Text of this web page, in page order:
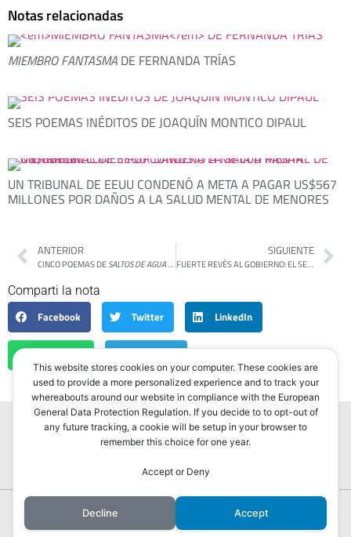
Notas relacionadas
MIEMBRO FANTASMA DE FERNANDA TRÍAS
SEIS POEMAS INÉDITOS DE JOAQUÍN MONTICO DIPAUL
UN TRIBUNAL DE EEUU CONDENÓ A META A PAGAR US$567
MILLONES POR DAÑOS A LA SALUD MENTAL DE MENORES
ANTERIOR
CINCO POEMAS DESALTOS DE AGUADE SILVANA FRANZETTI
SIGUIENTE
FUERTE REVÉS AL GOBIERNO: EL SENADO APROBÓ EL AUMENTO JUBILATORIO, EL INCREMENTO DEL BONO Y LA EMERGENCIA EN DISCAPACIDAD
Comparti la nota
Facebook
Twitter LinkedIn
Portada Hurlingham Post ®2022
This website stores cookies on your computer. These cookies are
used to provide a more personalized experience and to track your
whereabouts around our website in compliance with the European
General Data Protection Regulation. If you decide to to opt-out of
any future tracking, a cookie will be setup in your browser to
remember this choice for one year.
Accept or Deny
Decline Accept